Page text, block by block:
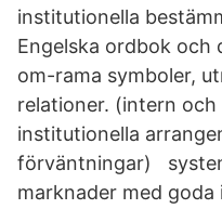
institutionella
Engelska ordbok
om-rama symboler,
relationer. (intern
institutionella
förväntningar)
marknader med